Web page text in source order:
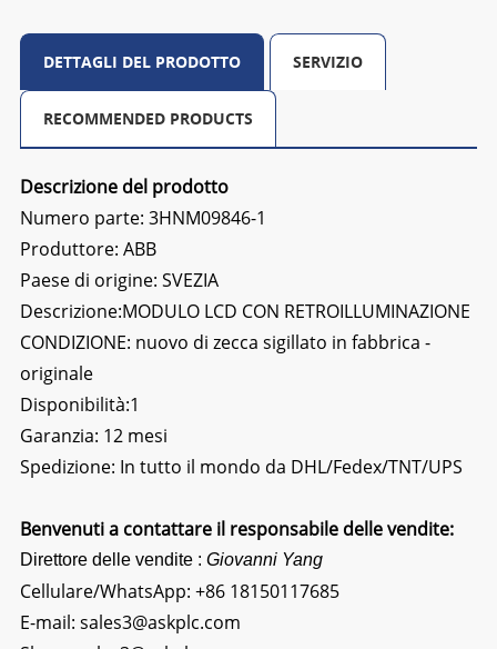
DETTAGLI DEL PRODOTTO SERVIZIO
RECOMMENDED PRODUCTS
Descrizione del prodotto
Numero parte: 3HNM09846-1
Produttore: ABB
Paese di origine: SVEZIA
Descrizione:MODULO LCD CON RETROILLUMINAZIONE
CONDIZIONE: nuovo di zecca sigillato in fabbrica -
originale
Disponibilità:1
Garanzia: 12 mesi
Spedizione: In tutto il mondo da DHL/Fedex/TNT/UPS
Benvenuti a contattare il responsabile delle vendite:
Direttore delle vendite : Giovanni Yang
Cellulare/WhatsApp: +86 18150117685
E-mail: sales3@askplc.com